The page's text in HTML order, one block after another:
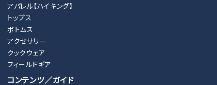
アパレル【ハイキング】
トップス
ボトムス
アクセサリー
クックウェア
フィールドギア
コンテンツ／ガイド